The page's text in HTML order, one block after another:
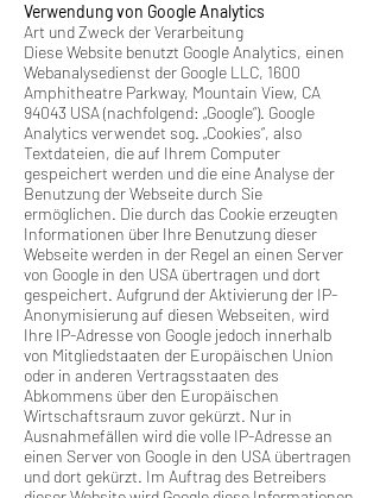
Verwendung von Google Analytics
Art und Zweck der Verarbeitung
Diese Website benutzt Google Analytics, einen
Webanalysedienst der Google LLC, 1600
Amphitheatre Parkway, Mountain View, CA
94043 USA (nachfolgend: „Google“). Google
Analytics verwendet sog. „Cookies“, also
Textdateien, die auf Ihrem Computer
gespeichert werden und die eine Analyse der
Benutzung der Webseite durch Sie
ermöglichen. Die durch das Cookie erzeugten
Informationen über Ihre Benutzung dieser
Webseite werden in der Regel an einen Server
von Google in den USA übertragen und dort
gespeichert. Aufgrund der Aktivierung der IP-
Anonymisierung auf diesen Webseiten, wird
Ihre IP-Adresse von Google jedoch innerhalb
von Mitgliedstaaten der Europäischen Union
oder in anderen Vertragsstaaten des
Abkommens über den Europäischen
Wirtschaftsraum zuvor gekürzt. Nur in
Ausnahmefällen wird die volle IP-Adresse an
einen Server von Google in den USA übertragen
und dort gekürzt. Im Auftrag des Betreibers